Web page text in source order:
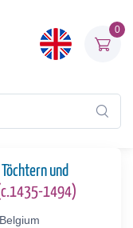
0
und
1494)